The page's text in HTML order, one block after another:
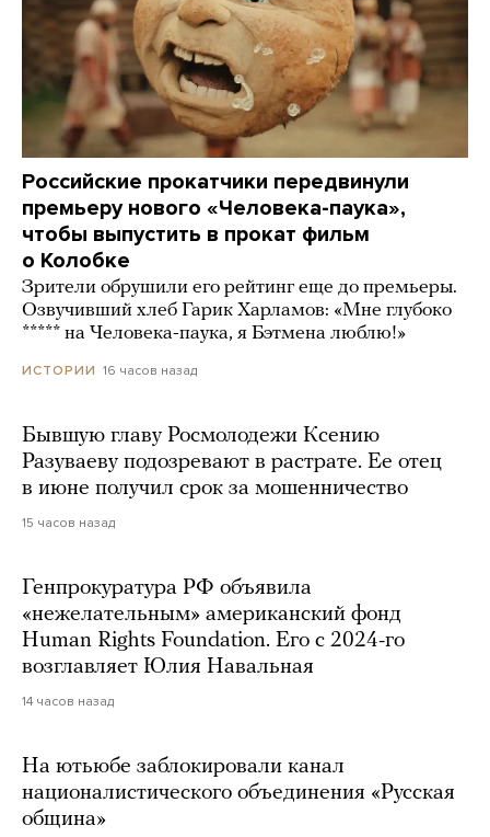
Российские прокатчики передвинули
премьеру нового «Человека-паука»,
чтобы выпустить в прокат фильм
о Колобке
Зрители обрушили его рейтинг еще до премьеры.
Озвучивший хлеб Гарик Харламов: «Мне глубоко
***** на Человека-паука, я Бэтмена люблю!»
ИСТОРИИ 16 часов назад
Бывшую главу Росмолодежи Ксению
Разуваеву подозревают в растрате. Ее отец
в июне получил срок за мошенничество
15 часов назад
Генпрокуратура РФ объявила
«нежелательным» американский фонд
Human Rights Foundation. Его с 2024-го
возглавляет Юлия Навальная
14 часов назад
На ютьюбе заблокировали канал
националистического объединения «Русская
община»